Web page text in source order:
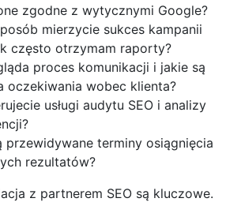
zgodne z wytycznymi Google?
mierzycie sukces kampanii
często otrzymam raporty?
proces komunikacji i jakie są
oczekiwania wobec klienta?
usługi audytu SEO i analizy
przewidywane terminy osiągnięcia
rezultatów?
z partnerem SEO są kluczowe.